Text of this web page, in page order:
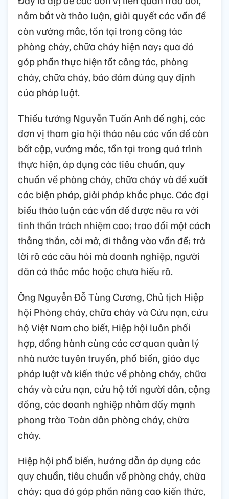
nắm bắt và thảo luận, giải quyết các vấn đề
còn vướng mắc, tồn tại trong công tác
phòng cháy, chữa cháy hiện nay; qua đó
góp phần thực hiện tốt công tác, phòng
cháy, chữa cháy, bảo đảm đúng quy định
của pháp luật.
Thiếu tướng Nguyễn Tuấn Anh đề nghị, các
đơn vị tham gia hội thảo nêu các vấn đề còn
bất cập, vướng mắc, tồn tại trong quá trình
thực hiện, áp dụng các tiêu chuẩn, quy
chuẩn về phòng cháy, chữa cháy và đề xuất
các biện pháp, giải pháp khắc phục. Các đại
biểu thảo luận các vấn đề được nêu ra với
tinh thần trách nhiệm cao; trao đổi một cách
thẳng thắn, cởi mở, đi thẳng vào vấn đề; trả
lời rõ các câu hỏi mà doanh nghiệp, người
dân có thắc mắc hoặc chưa hiểu rõ.
Ông Nguyễn Đỗ Tùng Cương, Chủ tịch Hiệp
hội Phòng cháy, chữa cháy và Cứu nạn, cứu
hộ Việt Nam cho biết, Hiệp hội luôn phối
hợp, đồng hành cùng các cơ quan quản lý
nhà nước tuyên truyền, phổ biến, giáo dục
pháp luật và kiến thức về phòng cháy, chữa
cháy và cứu nạn, cứu hộ tới người dân, cộng
đồng, các doanh nghiệp nhằm đẩy mạnh
phong trào Toàn dân phòng cháy, chữa
cháy.
Hiệp hội phổ biến, hướng dẫn áp dụng các
quy chuẩn, tiêu chuẩn về phòng cháy, chữa
cháy; qua đó góp phần nâng cao kiến thức,